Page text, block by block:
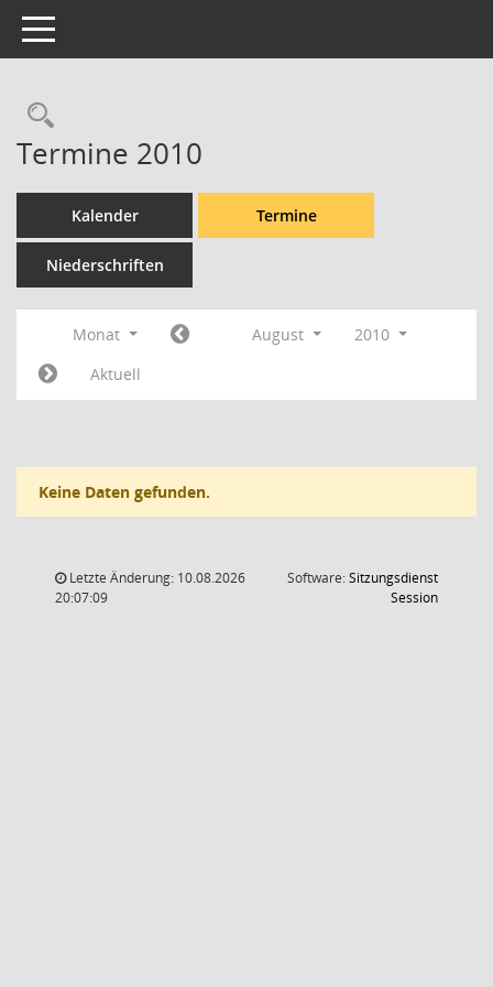
Toggle navigation
Rechercheauswahl
Termine 2010
Kalender Termine
Niederschriften
Monat August
2010
Aktuell
Keine Daten gefunden.
Letzte Änderung: 10.08.2026
20:07:09
Software:Sitzungsdienst
Session(Wird in